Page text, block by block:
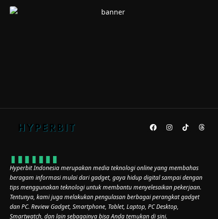
Hyperbit Indonesia merupakan media teknologi online yang membahas
beragam informasi mulai dari gadget, gaya hidup digital sampai dengan
tips menggunakan teknologi untuk membantu menyelesaikan pekerjaan.
Tentunya, kami juga melakukan pengulasan berbagai perangkat gadget
dan PC. Review Gadget, Smartphone, Tablet, Laptop, PC Desktop,
Smartwatch, dan lain sebagainya bisa Anda temukan di sini.